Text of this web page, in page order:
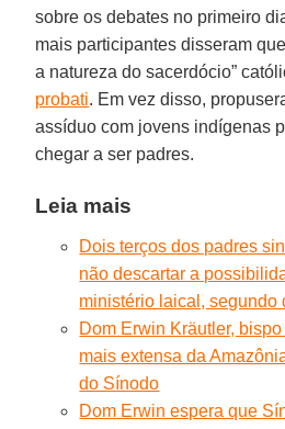
sobre os debates no primeiro
mais participantes disseram
a natureza do sacerdócio”
probati. Em vez disso,
assíduo com jovens indígenas
chegar a ser padres.
Leia mais
Dois terços dos padres
não descartar a
ministério laical, segundo
Dom Erwin Kräutler,
mais extensa da
do Sínodo
Dom Erwin espera que